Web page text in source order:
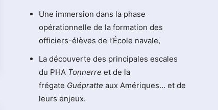
Une immersion dans la phase
opérationnelle de la formation des
officiers-élèves de l’École navale,
La découverte des principales escales
du PHA Tonnerre et de la
frégate Guépratte aux Amériques… et de
leurs enjeux.